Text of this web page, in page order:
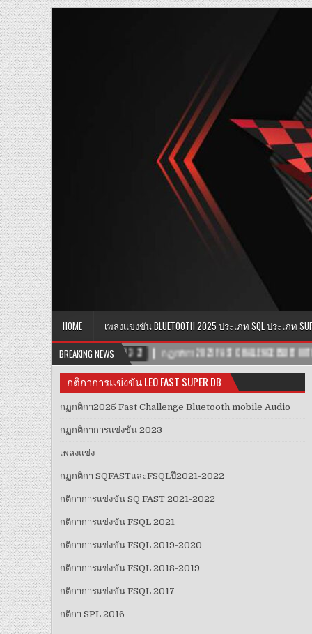
HOME
เพลงแข่งขัน BLUETOOTH 2025 ประเภท SQL ประเภท
BREAKING NEWS
BLUETOOTH MOBILE AUDIO 2025-06-17 สนามชิงแชมป์ภาคตะวัน
กติกาการแข่งขัน LEO FAST SUPER DB
กฏกติกา2025 Fast Challenge Bluetooth mobile Audio
กฏกติกาการแข่งขัน 2023
เพลงแข่ง
กฏ​กติกา​ SQFAST​และFSQLปี2021-2022​
กติกาการแข่งขัน SQ FAST 2021-2022
กติกาการแข่งขัน FSQL 2021
กติกาการแข่งขัน FSQL 2019-2020
กติกาการแข่งขัน FSQL 2018-2019
กติกาการแข่งขัน FSQL 2017
กติกา SPL 2016